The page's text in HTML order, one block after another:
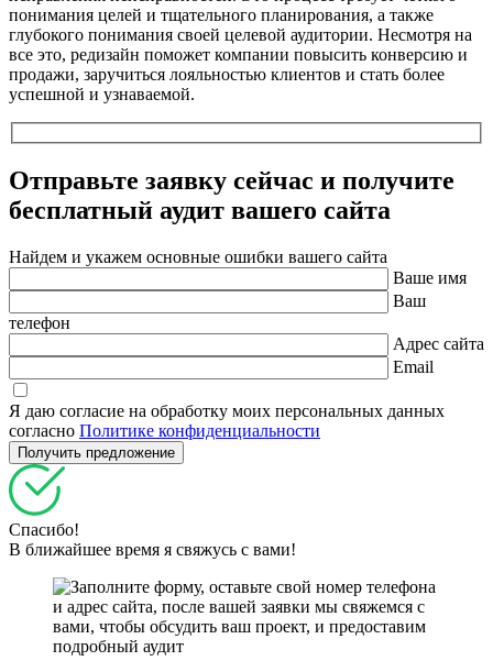
понимания целей и тщательного планирования, а также
глубокого понимания своей целевой аудитории. Несмотря на
все это, редизайн поможет компании повысить конверсию и
продажи, заручиться лояльностью клиентов и стать более
успешной и узнаваемой.
Отправьте заявку сейчас и получите
бесплатный аудит вашего сайта
Найдем и укажем основные ошибки вашего сайта
Ваше имя
Ваш
телефон
Адрес сайта
Email
Я даю согласие на обработку моих персональных данных
согласно Политике конфиденциальности
Спасибо!
В ближайшее время я свяжусь с вами!